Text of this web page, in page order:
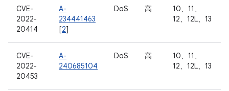
CVE-
2022-
20414
A-
234441463
[2]
DoS 高
10、11、
12、12L、13
CVE-
2022-
20453
A-
240685104
DoS 高
10、11、
12、12L、13